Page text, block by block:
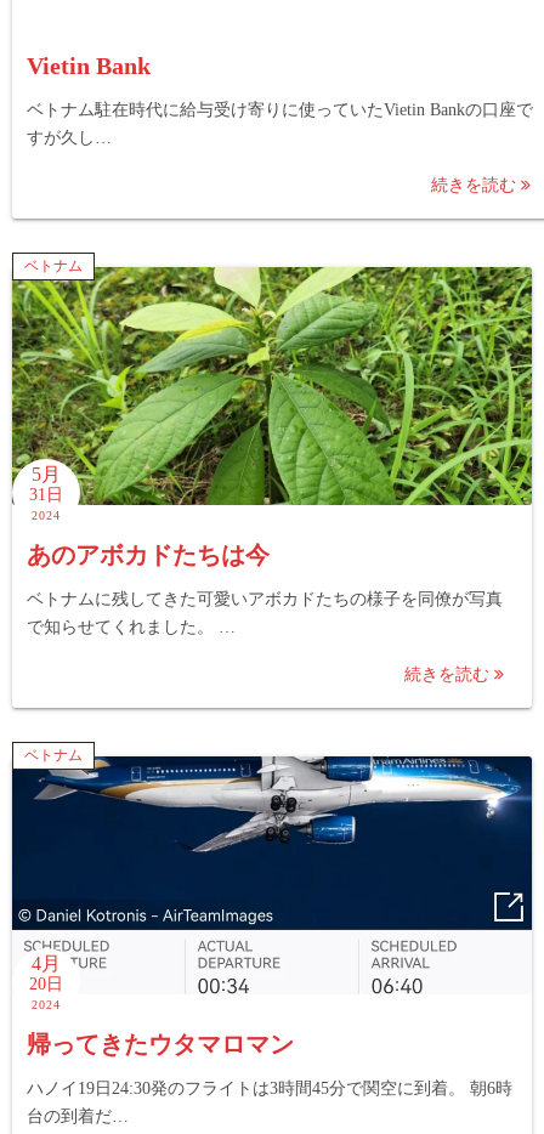
Vietin Bank
ベトナム駐在時代に給与受け寄りに使っていたVietin Bankの口座で
すが久し…
続きを読む
ベトナム
5月
31日
2024
あのアボカドたちは今
ベトナムに残してきた可愛いアボカドたちの様子を同僚が写真
で知らせてくれました。 …
続きを読む
ベトナム
4月
20日
2024
帰ってきたウタマロマン
ハノイ19日24:30発のフライトは3時間45分で関空に到着。 朝6時
台の到着だ…